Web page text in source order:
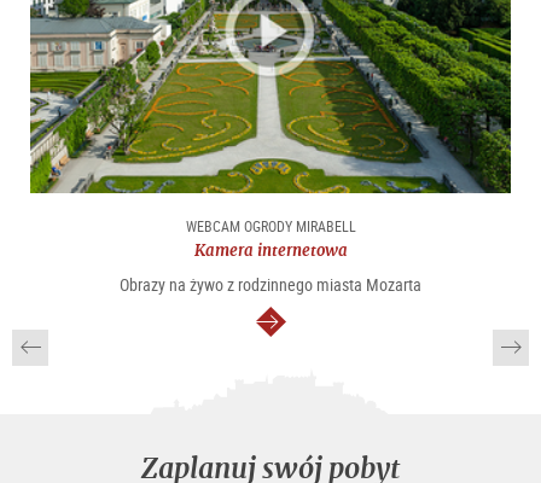
WEBCAM OGRODY MIRABELL
Kamera internetowa
Obrazy na żywo z rodzinnego miasta Mozarta
dalej
Zaplanuj swój pobyt